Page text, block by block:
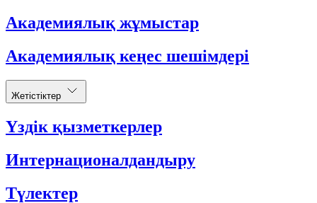
Академиялық жұмыстар
Академиялық кеңес шешімдері
Жетістіктер
Үздік қызметкерлер
Интернационалдандыру
Түлектер